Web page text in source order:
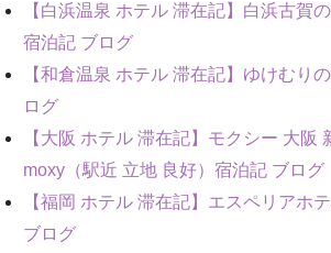
【白浜温泉 ホテル 滞在記】白浜古賀
宿泊記 ブログ
【和倉温泉 ホテル 滞在記】ゆけむり
ログ
【大阪 ホテル 滞在記】モクシー 大阪
moxy（駅近 立地 良好）宿泊記 ブログ
【福岡 ホテル 滞在記】エスペリアホ
ブログ